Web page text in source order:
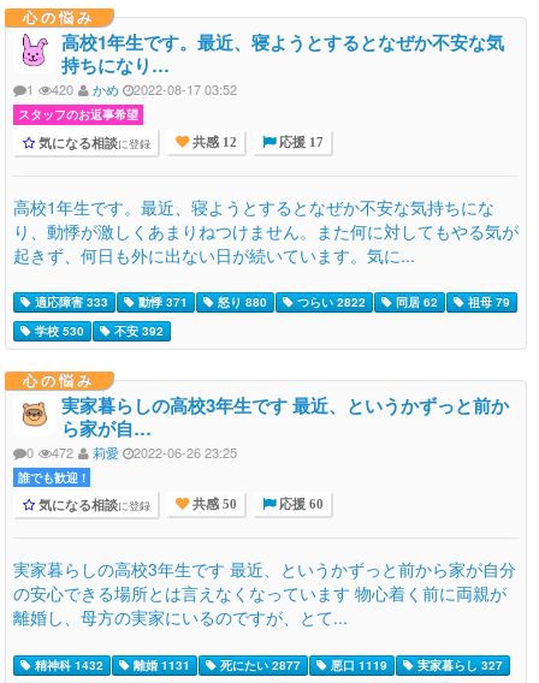
心の悩み
高校1年生です。最近、寝ようとするとなぜか不安な気
持ちになり…
1 420 かめ 2022-08-17 03:52
スタッフのお返事希望
気になる相談に登録 共感 12 応援 17
高校1年生です。最近、寝ようとするとなぜか不安な気持ちにな
り、動悸が激しくあまりねつけません。また何に対してもやる気が
起きず、何日も外に出ない日が続いています。気に...
適応障害 333 動悸 371 怒り 880 つらい 2822 同居 62
祖母 79
学校 530
不安 392
心の悩み
実家暮らしの高校3年生です 最近、というかずっと前か
ら家が自…
0 472 莉愛 2022-06-26 23:25
誰でも歓迎 !
気になる相談に登録 共感 50 応援 60
実家暮らしの高校3年生です 最近、というかずっと前から家が自分
の安心できる場所とは言えなくなっています 物心着く前に両親が
離婚し、母方の実家にいるのですが、とて...
精神科 1432 離婚 1131 死にたい 2877 悪口 1119
実家暮らし 327